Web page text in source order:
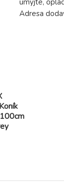
umyjte,
Adresa